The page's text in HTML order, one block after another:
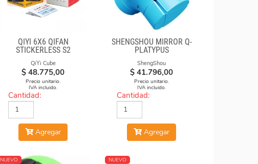
QIYI 6X6 QIFAN
STICKERLESS S2
QiYi Cube
$ 48.775,00
Precio unitario.
IVA incluido.
Cantidad:
Agregar
SHENGSHOU MIRROR Q-
PLATYPUS
ShengShou
$ 41.796,00
Precio unitario.
IVA incluido.
Cantidad:
Agregar
NUEVO NUEVO